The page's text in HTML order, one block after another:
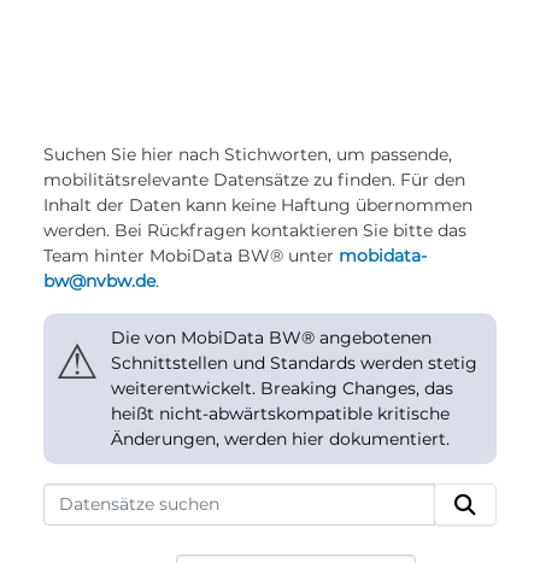
Suchen Sie hier nach Stichworten, um passende,
mobilitätsrelevante Datensätze zu finden. Für den
Inhalt der Daten kann keine Haftung übernommen
werden. Bei Rückfragen kontaktieren Sie bitte das
Team hinter MobiData BW® unter mobidata-
bw@nvbw.de.
⚠
Die von MobiData BW® angebotenen
Schnittstellen und Standards werden stetig
weiterentwickelt. Breaking Changes, das
heißt nicht-abwärtskompatible kritische
Änderungen, werden hier dokumentiert.